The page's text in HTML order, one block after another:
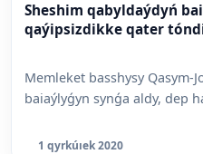
Sheshim qabyldaýdyń
qaýipsizdikke qater
Memleket basshysy Qasym-
baiaýlyǵyn synǵa aldy, dep
1 qyrkúıek 2020